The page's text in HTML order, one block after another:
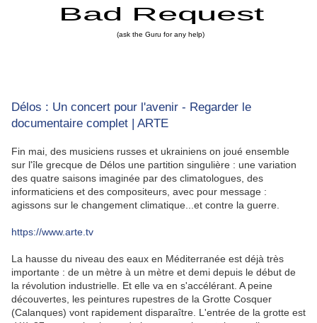
Délos : Un concert pour l'avenir - Regarder le
documentaire complet | ARTE
Fin mai, des musiciens russes et ukrainiens on joué ensemble
sur l'île grecque de Délos une partition singulière : une variation
des quatre saisons imaginée par des climatologues, des
informaticiens et des compositeurs, avec pour message :
agissons sur le changement climatique...et contre la guerre.
https://www.arte.tv
La hausse du niveau des eaux en Méditerranée est déjà très
importante : de un mètre à un mètre et demi depuis le début de
la révolution industrielle. Et elle va en s'accélérant. A peine
découvertes, les peintures rupestres de la Grotte Cosquer
(Calanques) vont rapidement disparaître. L'entrée de la grotte est